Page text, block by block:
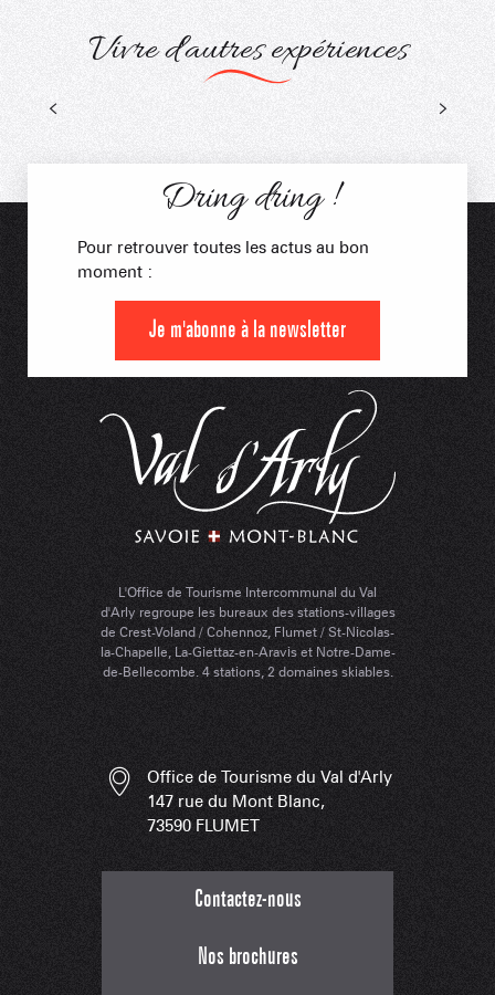
Vivre d'autres expériences
La Giettaz en Aravis
dans les alpages
L'Office de Tourisme Intercommunal du Val
d'Arly regroupe les bureaux des stations-villages
de Crest-Voland / Cohennoz, Flumet / St-Nicolas-
la-Chapelle, La-Giettaz-en-Aravis et Notre-Dame-
de-Bellecombe. 4 stations, 2 domaines skiables.
Dring dring !
Pour retrouver toutes les actus au bon
moment :
Je m'abonne à la newsletter
Office de Tourisme du Val d'Arly
147 rue du Mont Blanc,
73590 FLUMET
Contactez-nous
Nos brochures